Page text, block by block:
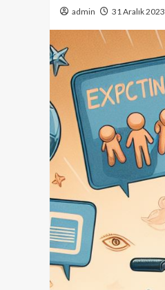
admin 31 Aralık 2023